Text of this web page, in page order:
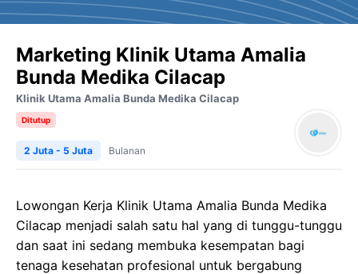
Marketing Klinik Utama Amalia
Bunda Medika Cilacap
Klinik Utama Amalia Bunda Medika Cilacap
Ditutup
2 Juta - 5 Juta Bulanan
Lowongan Kerja Klinik Utama Amalia Bunda Medika
Cilacap menjadi salah satu hal yang di tunggu-tunggu
dan saat ini sedang membuka kesempatan bagi
tenaga kesehatan profesional untuk bergabung